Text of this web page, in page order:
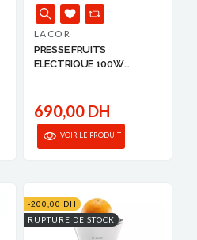
LACOR
PRESSE FRUITS
ELECTRIQUE 100W
690,00 DH
VOIR LE PRODUIT
-200,00 DH
RUPTURE DE STOCK